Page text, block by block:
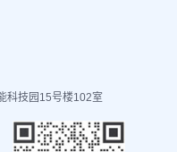
科技园15号楼102室